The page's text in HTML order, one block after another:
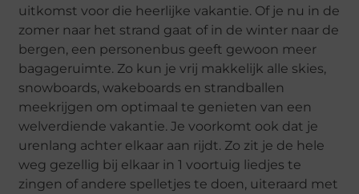
uitkomst voor die heerlijke vakantie. Of je nu in de
zomer naar het strand gaat of in de winter naar de
bergen, een personenbus geeft gewoon meer
bagageruimte. Zo kun je vrij makkelijk alle skies,
snowboards, wakeboards en strandballen
meekrijgen om optimaal te genieten van een
welverdiende vakantie. Je voorkomt ook dat je
urenlang achter elkaar aan rijdt. Zo zit je de hele
weg gezellig bij elkaar in 1 voortuig liedjes te
zingen of andere spelletjes te doen, uiteraard met